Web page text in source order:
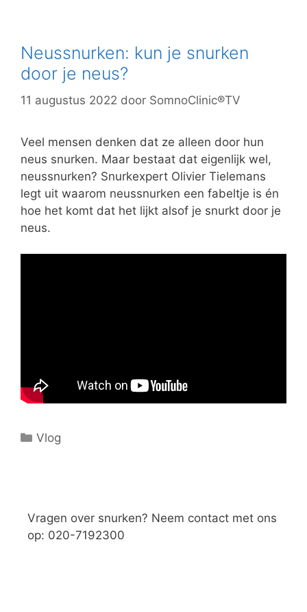
Neussnurken: kun je snurken
door je neus?
11 augustus 2022 door SomnoClinic®TV
Veel mensen denken dat ze alleen door hun
neus snurken. Maar bestaat dat eigenlijk wel,
neussnurken? Snurkexpert Olivier Tielemans
legt uit waarom neussnurken een fabeltje is én
hoe het komt dat het lijkt alsof je snurkt door je
neus.
Categorieën
Vlog
Vragen over snurken? Neem contact met ons
op: 020-7192300